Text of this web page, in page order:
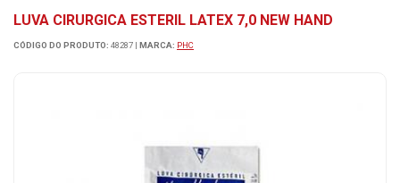
LUVA CIRURGICA ESTERIL LATEX 7,0 NEW HAND
CÓDIGO DO PRODUTO: 48287 | MARCA: PHC